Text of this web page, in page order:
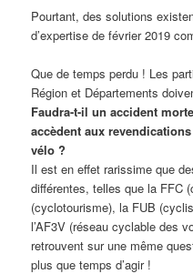
Pourtant, des solutions
d’expertise de février 2019
Que de temps perdu ! Les
Région et Départements
Faudra-t-il un accident
accèdent aux
vélo ?
Il est en effet rarissime que
différentes, telles que la FFC
(cyclotourisme), la FUB
l’AF3V (réseau cyclable des
retrouvent sur une même
plus que temps d’agir !